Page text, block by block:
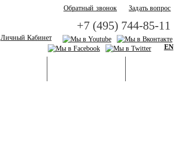
Обратный звонок Задать вопрос
+7 (495) 744-85-11
Личный Кабинет
EN